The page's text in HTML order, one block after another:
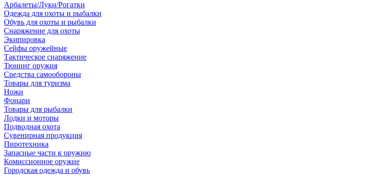
Арбалеты/Луки/Рогатки
Одежда для охоты и рыбалки
Обувь для охоты и рыбалки
Снаряжение для охоты
Экипировка
Сейфы оружейные
Тактическое снаряжение
Тюнинг оружия
Средства самообороны
Товары для туризма
Ножи
Фонари
Товары для рыбалки
Лодки и моторы
Подводная охота
Сувенирная продукция
Пиротехника
Запасные части к оружию
Комиссионное оружие
Городская одежда и обувь